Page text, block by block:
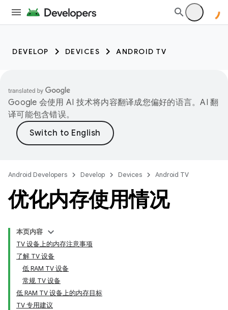
DEVELOP DEVICES ANDROID TV
Google 会使用 AI 技术将内容翻译成您偏好的语言。AI 翻
译可能包含错误。
Android Developers Develop Devices Android TV
优化内存使用情况
本页内容
TV 设备上的内存注意事项
了解 TV 设备
低 RAM TV 设备
常规 TV 设备
低 RAM TV 设备上的内存目标
TV 专用建议